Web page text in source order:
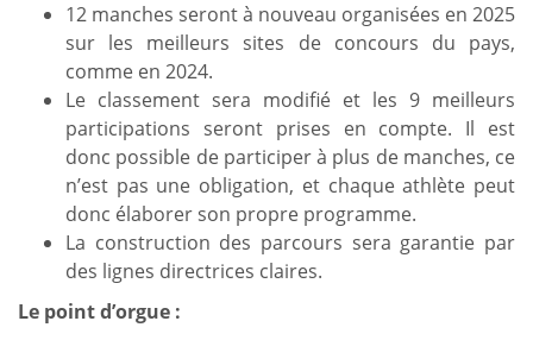
12 manches seront à nouveau organisées en 2025
sur les meilleurs sites de concours du pays,
comme en 2024.
Le classement sera modifié et les 9 meilleurs
participations seront prises en compte. Il est
donc possible de participer à plus de manches, ce
n’est pas une obligation, et chaque athlète peut
donc élaborer son propre programme.
La construction des parcours sera garantie par
des lignes directrices claires.
Le point d’orgue :